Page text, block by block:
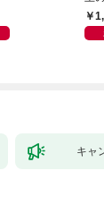
【
行
キャ